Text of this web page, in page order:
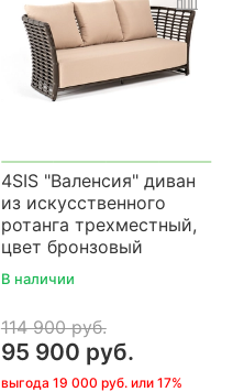
4SIS "Валенсия" диван
из искусственного
ротанга трехместный,
цвет бронзовый
В наличии
114 900 руб.
95 900 руб.
выгода 19 000 руб. или 17%